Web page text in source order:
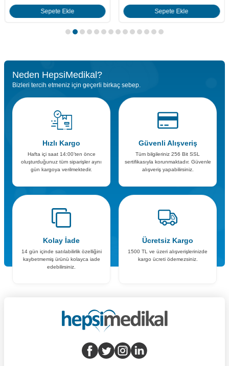
Sepete Ekle Sepete Ekle
Neden HepsiMedikal?
Bizleri tercih etmeniz için geçerli birkaç sebep.
Hızlı Kargo
Hafta içi saat 14:00’ten önce
oluşturduğunuz tüm siparişler aynı
gün kargoya verilmektedir.
Güvenli Alışveriş
Tüm bilgileriniz 256 Bit SSL
sertifikasıyla korunmaktadır. Güvenle
alışveriş yapabilirsiniz.
Kolay İade
14 gün içinde satılabilirlik özelliğini
kaybetmemiş ürünü kolayca iade
edebilirsiniz.
Ücretsiz Kargo
1500 TL ve üzeri alışverişlerinizde
kargo ücreti ödemezsiniz.